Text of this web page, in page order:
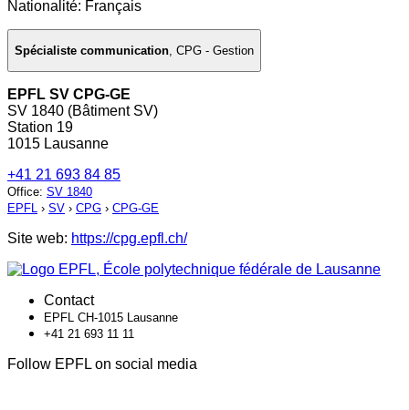
Nationalité: Français
Spécialiste communication, CPG - Gestion
EPFL SV CPG-GE
SV 1840 (Bâtiment SV)
Station 19
1015 Lausanne
+41 21 693 84 85
Office: SV 1840
EPFL › SV › CPG › CPG-GE
Site web: https://cpg.epfl.ch/
Contact
EPFL CH-1015 Lausanne
+41 21 693 11 11
Follow EPFL on social media